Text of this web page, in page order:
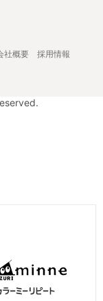
社概要
採用情報